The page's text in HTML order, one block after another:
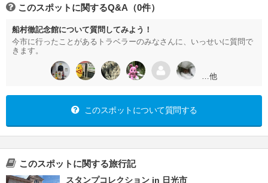
このスポットに関するQ&A（0件）
船村徹記念館について質問してみよう！
今市に行ったことがあるトラベラーのみなさんに、いっせいに質問で
きます。
…他
このスポットについて質問する
このスポットに関する旅行記
スタンプコレクション in 日光市